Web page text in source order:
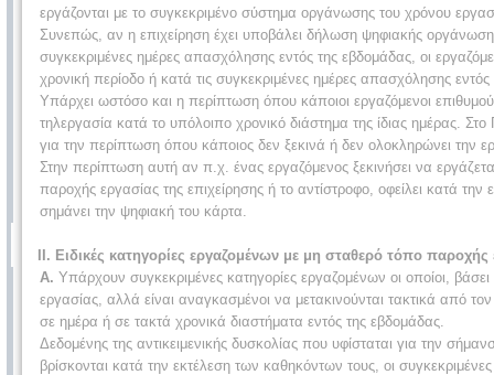
εργάζονται με το συγκεκριμένο σύστημα οργάνωσης του χρόνου
Συνεπώς, αν η επιχείρηση έχει υποβάλει δήλωση ψηφιακής
συγκεκριμένες ημέρες απασχόλησης εντός της εβδομάδας, οι
χρονική περίοδο ή κατά τις συγκεκριμένες ημέρες απασχόλησης
Υπάρχει ωστόσο και η περίπτωση όπου κάποιοι εργαζόμενοι
τηλεργασία κατά το υπόλοιπο χρονικό διάστημα της ίδιας ημέρας.
για την περίπτωση όπου κάποιος δεν ξεκινά ή δεν ολοκληρώνει την
Στην περίπτωση αυτή αν π.χ. ένας εργαζόμενος ξεκινήσει να
παροχής εργασίας της επιχείρησης ή το αντίστροφο, οφείλει κατά
σημάνει την ψηφιακή του κάρτα.
ΙΙ. Ειδικές κατηγορίες εργαζομένων με μη σταθερό τόπο παροχής
Α. Υπάρχουν συγκεκριμένες κατηγορίες εργαζομένων οι οποίοι,
εργασίας, αλλά είναι αναγκασμένοι να μετακινούνται τακτικά από
σε ημέρα ή σε τακτά χρονικά διαστήματα εντός της εβδομάδας.
Δεδομένης της αντικειμενικής δυσκολίας που υφίσταται για την
βρίσκονται κατά την εκτέλεση των καθηκόντων τους, οι